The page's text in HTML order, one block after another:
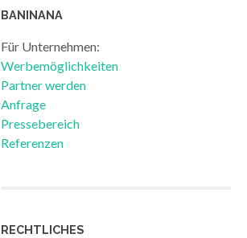
BANINANA
Für Unternehmen:
Werbemöglichkeiten
Partner werden
Anfrage
Pressebereich
Referenzen
RECHTLICHES